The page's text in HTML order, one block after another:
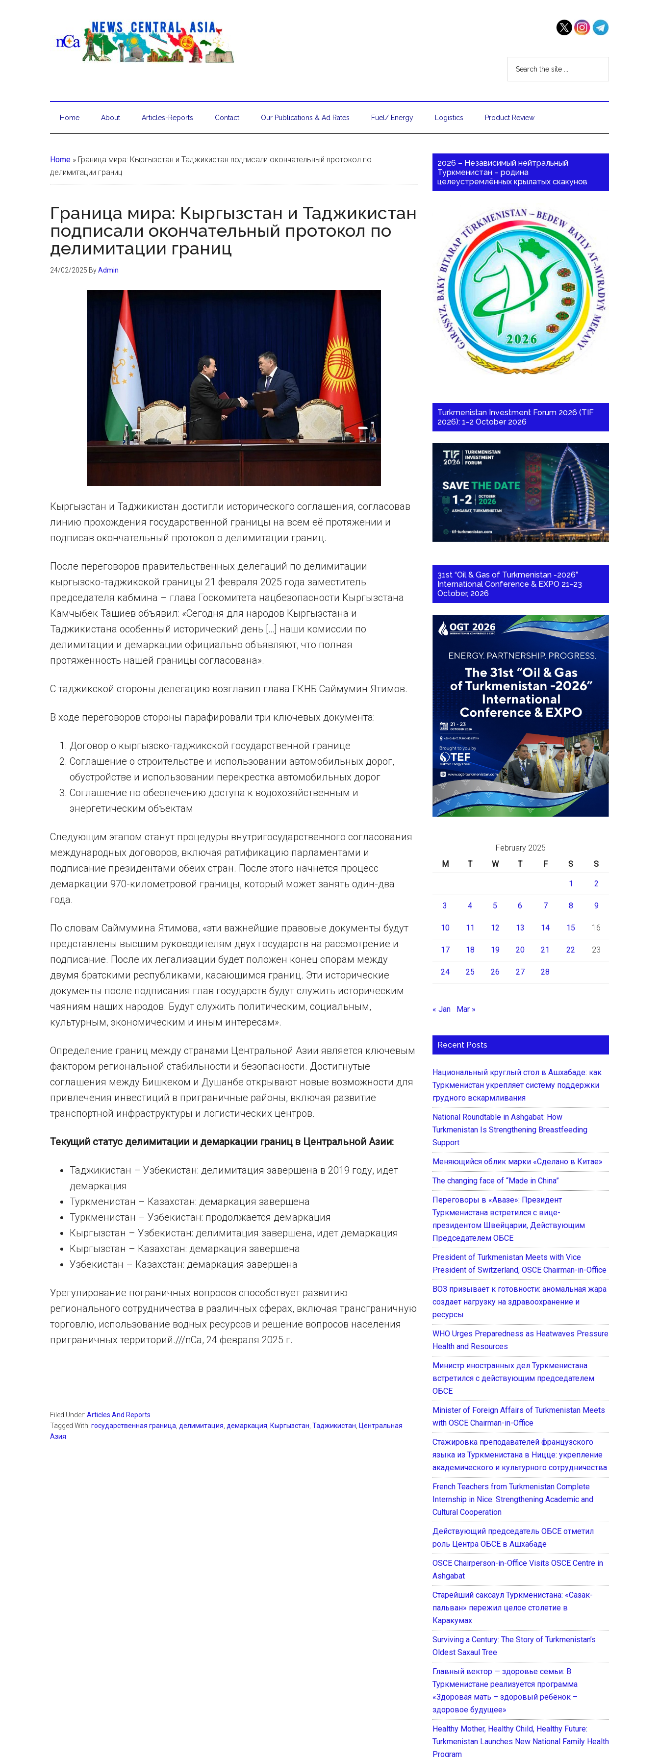
Home About Articles-Reports Contact Our Publications & Ad Rates Fuel/ Energy Logistics Product Review
Home » Граница мира: Кыргызстан и Таджикистан подписали окончательный протокол по
делимитации границ
Граница мира: Кыргызстан и Таджикистан
подписали окончательный протокол по
делимитации границ
24/02/2025 ByAdmin
Кыргызстан и Таджикистан достигли исторического соглашения, согласовав
линию прохождения государственной границы на всем её протяжении и
подписав окончательный протокол о делимитации границ.
После переговоров правительственных делегаций по делимитации
кыргызско-таджикской границы 21 февраля 2025 года заместитель
председателя кабмина – глава Госкомитета нацбезопасности Кыргызстана
Камчыбек Ташиев объявил: «Сегодня для народов Кыргызстана и
Таджикистана особенный исторический день […] наши комиссии по
делимитации и демаркации официально объявляют, что полная
протяженность нашей границы согласована».
С таджикской стороны делегацию возглавил глава ГКНБ Саймумин Ятимов.
В ходе переговоров стороны парафировали три ключевых документа:
Договор о кыргызско-таджикской государственной границе
Соглашение о строительстве и использовании автомобильных дорог,
обустройстве и использовании перекрестка автомобильных дорог
Соглашение по обеспечению доступа к водохозяйственным и
энергетическим объектам
Следующим этапом станут процедуры внутригосударственного согласования
международных договоров, включая ратификацию парламентами и
подписание президентами обеих стран. После этого начнется процесс
демаркации 970-километровой границы, который может занять один-два
года.
По словам Саймумина Ятимова, «эти важнейшие правовые документы будут
представлены высшим руководителям двух государств на рассмотрение и
подписание. После их легализации будет положен конец спорам между
двумя братскими республиками, касающимся границ. Эти исторические
документы после подписания глав государств будут служить историческим
чаяниям наших народов. Будут служить политическим, социальным,
культурным, экономическим и иным интересам».
Определение границ между странами Центральной Азии является ключевым
фактором региональной стабильности и безопасности. Достигнутые
соглашения между Бишкеком и Душанбе открывают новые возможности для
привлечения инвестиций в приграничные районы, включая развитие
транспортной инфраструктуры и логистических центров.
Текущий статус делимитации и демаркации границ в Центральной Азии:
Таджикистан – Узбекистан: делимитация завершена в 2019 году, идет
демаркация
Туркменистан – Казахстан: демаркация завершена
Туркменистан – Узбекистан: продолжается демаркация
Кыргызстан – Узбекистан: делимитация завершена, идет демаркация
Кыргызстан – Казахстан: демаркация завершена
Узбекистан – Казахстан: демаркация завершена
Урегулирование пограничных вопросов способствует развитию
регионального сотрудничества в различных сферах, включая трансграничную
торговлю, использование водных ресурсов и решение вопросов населения
приграничных территорий.///nCa, 24 февраля 2025 г.
Filed Under: Articles And Reports
Tagged With: государственная граница делимитация демаркация Кыргызстан Таджикистан Центральная
Азия
2026 – Независимый нейтральный
Туркменистан – родина
целеустремлённых крылатых скакунов
Turkmenistan Investment Forum 2026 (TIF
2026): 1-2 October 2026
31st “Oil & Gas of Turkmenistan -2026”
International Conference & EXPO 21-23
October, 2026
February 2025
M
T W T F S S
1 2
3 4 5 6 7 8 9
10 11 12 13 14 15 16
17 18 19 20 21 22 23
24 25 26 27 28
« Jan Mar »
Recent Posts
Национальный круглый стол в Ашхабаде: как
Туркменистан укрепляет систему поддержки
грудного вскармливания
National Roundtable in Ashgabat: How
Turkmenistan Is Strengthening Breastfeeding
Support
Меняющийся облик марки «Сделано в Китае»
The changing face of “Made in China”
Переговоры в «Авазе»: Президент
Туркменистана встретился с вице-
президентом Швейцарии, Действующим
Председателем ОБСЕ
President of Turkmenistan Meets with Vice
President of Switzerland, OSCE Chairman-in-Office
ВОЗ призывает к готовности: аномальная жара
создает нагрузку на здравоохранение и
ресурсы
WHO Urges Preparedness as Heatwaves Pressure
Health and Resources
Министр иностранных дел Туркменистана
встретился с действующим председателем
ОБСЕ
Minister of Foreign Affairs of Turkmenistan Meets
with OSCE Chairman-in-Office
Стажировка преподавателей французского
языка из Туркменистана в Ницце: укрепление
академического и культурного сотрудничества
French Teachers from Turkmenistan Complete
Internship in Nice: Strengthening Academic and
Cultural Cooperation
Действующий председатель ОБСЕ отметил
роль Центра ОБСЕ в Ашхабаде
OSCE Chairperson-in-Office Visits OSCE Centre in
Ashgabat
Старейший саксаул Туркменистана: «Сазак-
пальван» пережил целое столетие в
Каракумах
Surviving a Century: The Story of Turkmenistan’s
Oldest Saxaul Tree
Главный вектор — здоровье семьи: В
Туркменистане реализуется программа
«Здоровая мать – здоровый ребёнок –
здоровое будущее»
Healthy Mother, Healthy Child, Healthy Future:
Turkmenistan Launches New National Family Health
Program